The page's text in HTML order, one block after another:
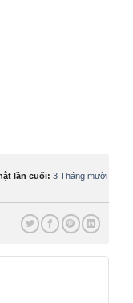
lần cuối: 3 Tháng mười